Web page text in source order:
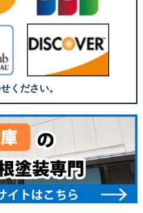
ください。